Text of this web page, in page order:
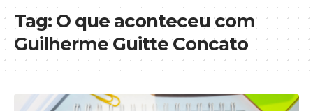
Tag: O que aconteceu com
Guilherme Guitte Concato